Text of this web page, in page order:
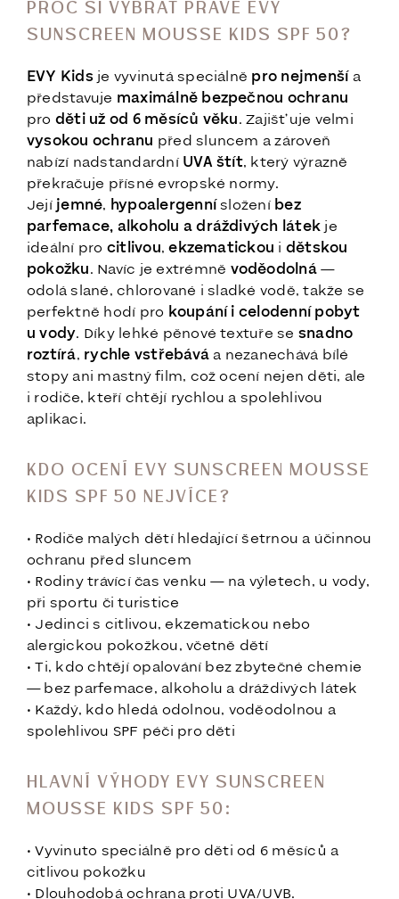
PROČ SI VYBRAT PRÁVĚ EVY
SUNSCREEN MOUSSE KIDS SPF 50?
EVY Kidsje vyvinutá speciálně pro nejmenšía
představuje maximálně bezpečnou ochranu
pro děti už od 6 měsíců věku. Zajišťuje velmi
vysokou ochranu před sluncem a zároveň
nabízí nadstandardní UVA štít, který výrazně
překračuje přísné evropské normy.
Jejíjemné, hypoalergennísložení bez
parfemace, alkoholu a dráždivých látekje
ideální pro citlivou,ekzematickou i dětskou
pokožku. Navíc je extrémně voděodolná—
odolá slané, chlorované i sladké vodě, takže se
perfektně hodí pro koupání i celodenní pobyt
u vody. Díky lehké pěnové textuře se snadno
roztírá, rychle vstřebává a nezanechává bílé
stopy ani mastný film, což ocení nejen děti, ale
i rodiče, kteří chtějí rychlou a spolehlivou
aplikaci.
KDO OCENÍ EVY SUNSCREEN MOUSSE
KIDS SPF 50 NEJVÍCE?
• Rodiče malých dětí hledající šetrnou a účinnou
ochranu před sluncem
• Rodiny trávící čas venku — na výletech, u vody,
při sportu či turistice
• Jedinci s citlivou, ekzematickou nebo
alergickou pokožkou, včetně dětí
• Ti, kdo chtějí opalování bez zbytečné chemie
— bez parfemace, alkoholu a dráždivých látek
• Každý, kdo hledá odolnou, voděodolnou a
spolehlivou SPF péči pro děti
HLAVNÍ VÝHODY EVY SUNSCREEN
MOUSSE KIDS SPF 50:
• Vyvinuto speciálně pro děti od 6 měsíců a
citlivou pokožku
• Dlouhodobá ochrana proti UVA/UVB.